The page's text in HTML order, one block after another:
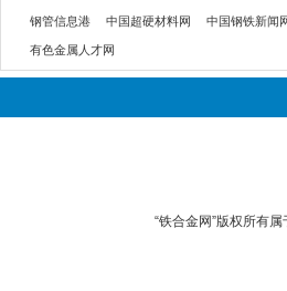
钢管信息港 中国超硬材料网 中国钢铁新闻
有色金属人才网
“铁合金网”版权所有